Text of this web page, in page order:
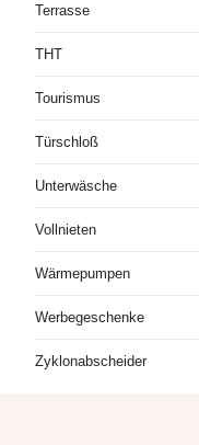
Terrasse
THT
Tourismus
Türschloß
Unterwäsche
Vollnieten
Wärmepumpen
Werbegeschenke
Zyklonabscheider